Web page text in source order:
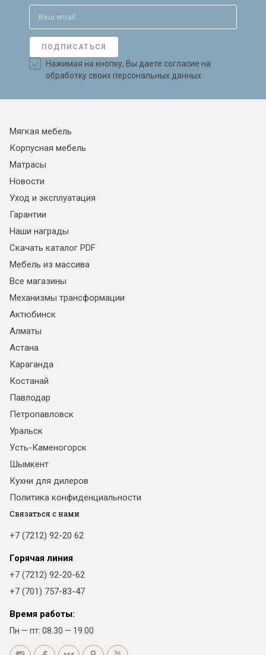
ПОДПИСАТЬСЯ
Нажимая на кнопку, Вы даете согласие на
обработку своих персональных данных
Мягкая мебель
Корпусная мебель
Матрасы
Новости
Уход и эксплуатация
Гарантии
Наши награды
Скачать каталог PDF
Мебель из массива
Все магазины
Механизмы трансформации
Актюбинск
Алматы
Астана
Караганда
Костанай
Павлодар
Петропавловск
Уральск
Усть-Каменогорск
Шымкент
Кухни для дилеров
Политика конфиденциальности
Связаться с нами
+7 (7212) 92-20 62
Горячая линия
+7 (7212) 92-20-62
+7 (701) 757-83-47
Время работы:
Пн — пт: 08.30 — 19.00